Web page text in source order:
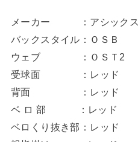
メーカー ：アシックス
バックスタイル：ＯＳＢ
ウェブ ：ＯＳＴ2
受球面 ：レッド
背面 ：レッド
ベ ロ 部 ：レッド
ベロくり抜き部：レッド